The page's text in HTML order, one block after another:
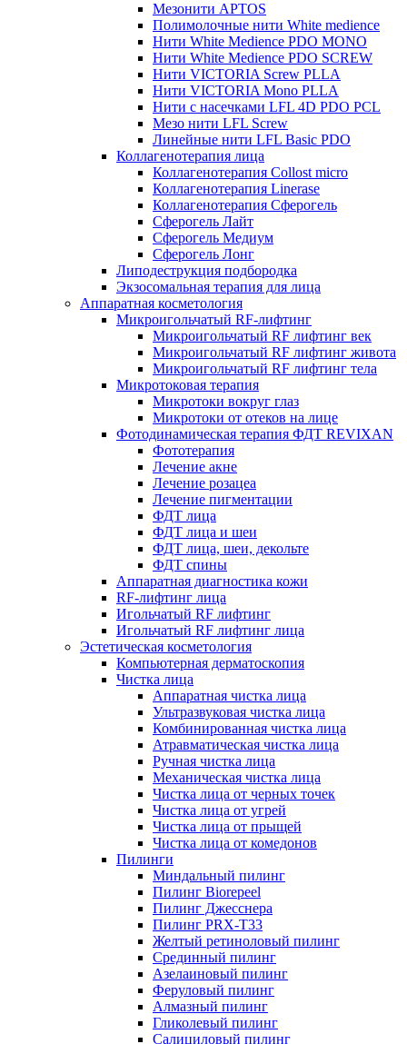
Мезонити APTOS
Полимолочные нити White medience
Нити White Medience PDO MONO
Нити White Medience PDO SCREW
Нити VICTORIA Screw PLLA
Нити VICTORIA Mono PLLA
Нити с насечками LFL 4D PDO PCL
Мезо нити LFL Screw
Линейные нити LFL Basic PDO
Коллагенотерапия лица
Коллагенотерапия Collost micro
Коллагенотерапия Linerase
Коллагенотерапия Сферогель
Сферогель Лайт
Сферогель Медиум
Сферогель Лонг
Липодеструкция подбородка
Экзосомальная терапия для лица
Аппаратная косметология
Микроигольчатый RF-лифтинг
Микроигольчатый RF лифтинг век
Микроигольчатый RF лифтинг живота
Микроигольчатый RF лифтинг тела
Микротоковая терапия
Микротоки вокруг глаз
Микротоки от отеков на лице
Фотодинамическая терапия ФДТ REVIXAN
Фототерапия
Лечение акне
Лечение розацеа
Лечение пигментации
ФДТ лица
ФДТ лица и шеи
ФДТ лица, шеи, декольте
ФДТ спины
Аппаратная диагностика кожи
RF-лифтинг лица
Игольчатый RF лифтинг
Игольчатый RF лифтинг лица
Эстетическая косметология
Компьютерная дерматоскопия
Чистка лица
Аппаратная чистка лица
Ультразвуковая чистка лица
Комбинированная чистка лица
Атравматическая чистка лица
Ручная чистка лица
Механическая чистка лица
Чистка лица от черных точек
Чистка лица от угрей
Чистка лица от прыщей
Чистка лица от комедонов
Пилинги
Миндальный пилинг
Пилинг Biorepeel
Пилинг Джесснера
Пилинг PRX-T33
Желтый ретиноловый пилинг
Срединный пилинг
Азелаиновый пилинг
Феруловый пилинг
Алмазный пилинг
Гликолевый пилинг
Салициловый пилинг